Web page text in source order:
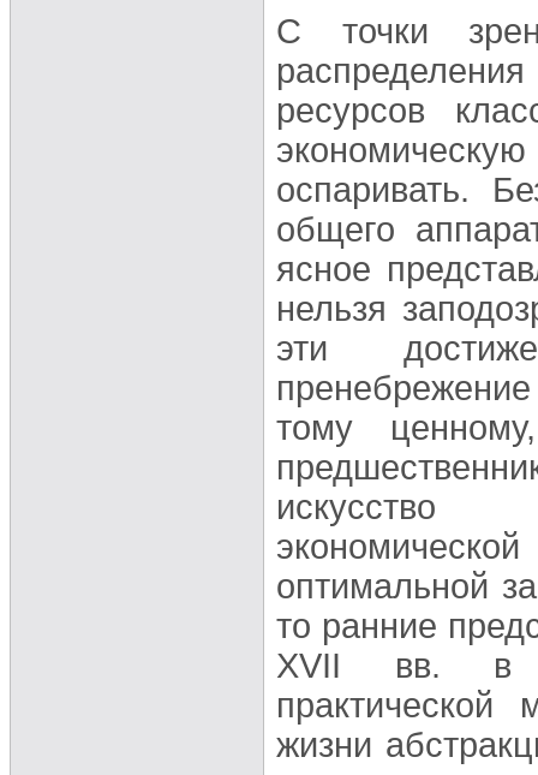
С точки
ресурсов
оспаривать.
общего
ясное
нельзя
эти
тому
искусство
оптимальной
то ранние
XVII вв. в
практической
жизни